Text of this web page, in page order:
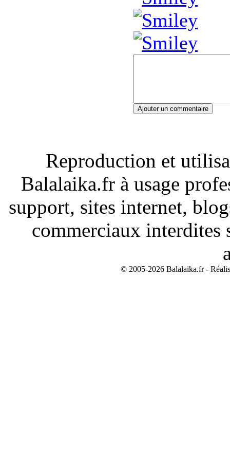
Ajouter un commentaire
Reproduction et
Balalaika.fr à usage
support, sites internet,
commerciaux interdites
© 2005-2026 Balalaika.fr -